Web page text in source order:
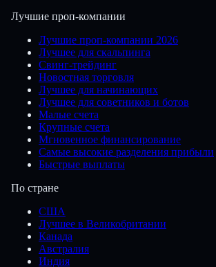
Лучшие проп-компании
Лучшие проп-компании 2026
Лучшее для скальпинга
Свинг-трейдинг
Новостная торговля
Лучшее для начинающих
Лучшее для советников и ботов
Малые счета
Крупные счета
Мгновенное финансирование
Самые высокие разделения прибыли
Быстрые выплаты
По стране
США
Лучшее в Великобритании
Канада
Австралия
Индия